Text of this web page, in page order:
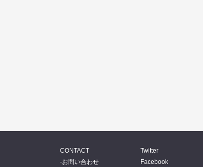
CONTACT
お問い合わせ
Twitter
Facebook